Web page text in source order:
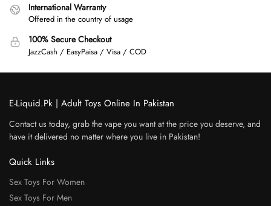
International Warranty
Offered in the country of usage
100% Secure Checkout
JazzCash / EasyPaisa / Visa / COD
E-Liquid.Pk | Adult Toys Online In Pakistan
Contact us today, grab the vape you want at the price you deserve, and
have it delivered no matter where you live in Pakistan!
Quick Links
Sex Toys For Women
Sex Toys For Men